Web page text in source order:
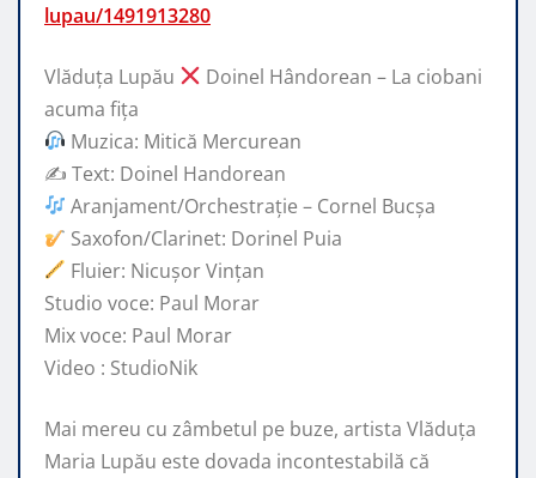
lupau/1491913280
Vlăduța Lupău
Doinel Hândorean – La ciobani
acuma fița
Muzica: Mitică Mercurean
✍️ Text: Doinel Handorean
Aranjament/Orchestrație – Cornel Bucșa
Saxofon/Clarinet: Dorinel Puia
Fluier: Nicușor Vințan
Studio voce: Paul Morar
Mix voce: Paul Morar
Video : StudioNik
Mai mereu cu zâmbetul pe buze, artista Vlăduța
Maria Lupău este dovada incontestabilă că